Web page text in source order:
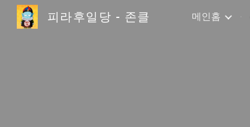
피라후일당 - 존클 메인홈